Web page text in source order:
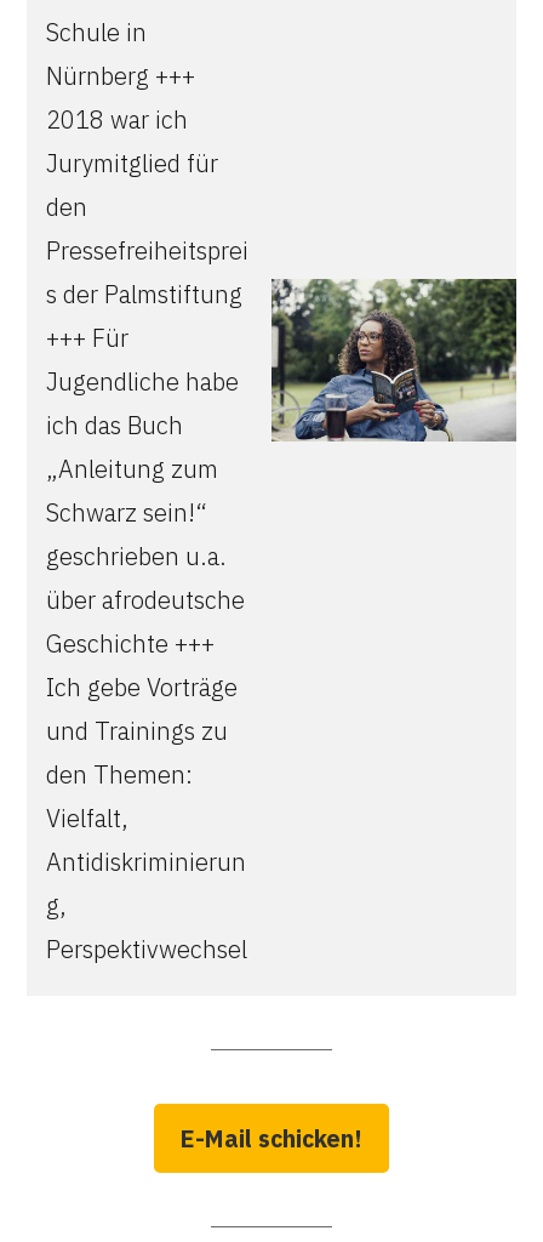
Schule in
Nürnberg +++
2018 war ich
Jurymitglied für
den
Pressefreiheitsprei
s der Palmstiftung
+++ Für
Jugendliche habe
ich das Buch
„Anleitung zum
Schwarz sein!“
geschrieben u.a.
über afrodeutsche
Geschichte +++
Ich gebe Vorträge
und Trainings zu
den Themen:
Vielfalt,
Antidiskriminierun
g,
Perspektivwechsel
E-Mail schicken!